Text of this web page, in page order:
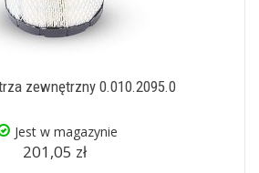
zewnętrzny 0.010.2095.0
Jest w magazynie
201,05 zł